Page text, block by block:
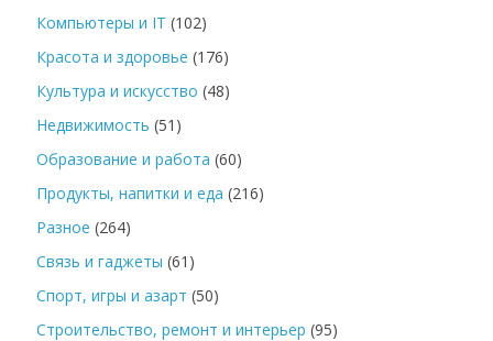
Компьютеры и IT (102)
Красота и здоровье (176)
Культура и искусство (48)
Недвижимость (51)
Образование и работа (60)
Продукты, напитки и еда (216)
Разное (264)
Связь и гаджеты (61)
Спорт, игры и азарт (50)
Строительство, ремонт и интерьер (95)